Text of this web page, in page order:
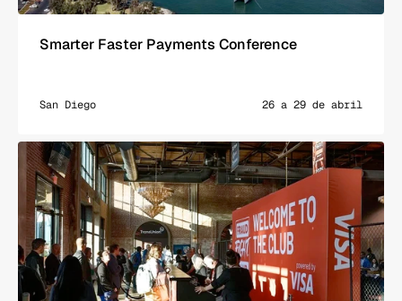
Smarter Faster Payments Conference
San Diego 26 a 29 de abril